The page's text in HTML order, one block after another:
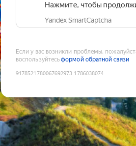
Нажмите, чтобы
Yandex SmartCaptcha
Если у вас возникли проблемы,
воспользуйтесьформой обратной связи
9178521780067692973:1786038074